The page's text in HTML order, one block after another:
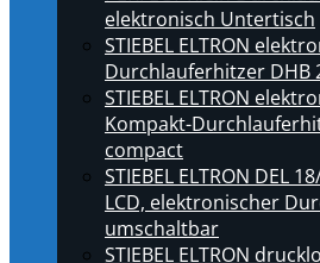
elektronisch Untertisch
STIEBEL ELTRON
Durchlauferhitzer DHB
STIEBEL ELTRON
Kompakt-
compact
STIEBEL ELTRON DEL
LCD, elektronischer
umschaltbar
STIEBEL ELTRON